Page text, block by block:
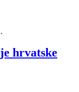
hrvatske